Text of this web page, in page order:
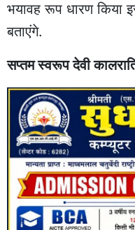
भयावह रूप धारण किया
बताएंगे.
सप्तम स्वरूप देवी